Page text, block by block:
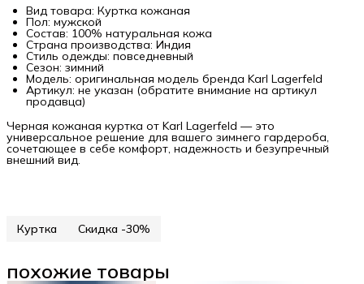
Вид товара: Куртка кожаная
Пол: мужской
Состав: 100% натуральная кожа
Страна производства: Индия
Стиль одежды: повседневный
Сезон: зимний
Модель: оригинальная модель бренда Karl Lagerfeld
Артикул: не указан (обратите внимание на артикул
продавца)
Черная кожаная куртка от Karl Lagerfeld — это
универсальное решение для вашего зимнего гардероба,
сочетающее в себе комфорт, надежность и безупречный
внешний вид.
Куртка Скидка -30%
похожие товары